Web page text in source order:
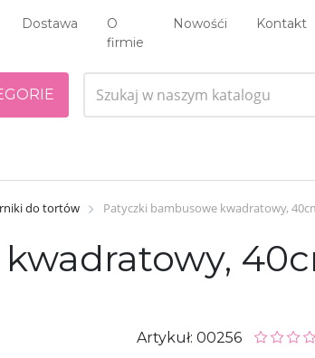
Dostawa
O
firmie
Nowośći Kontakt
do tortów Patyczki bambusowe kwadratowy,
Artykuł: 00256